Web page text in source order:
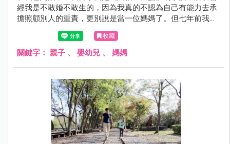
經我是不敢婚不敢生的，因為我真的不認為自己有能力去承
擔照顧別人的重責，更別說是當一位媽媽了。但七年前我的
想法開始動搖，如今轉眼間我的孩子都要上小學了，這六年
多來的母親身分很幸福，但是我也知道當了母親之後所失去
的，很難再追回了。
收藏
關鍵字： 親子 、 嬰幼兒 、 媽媽